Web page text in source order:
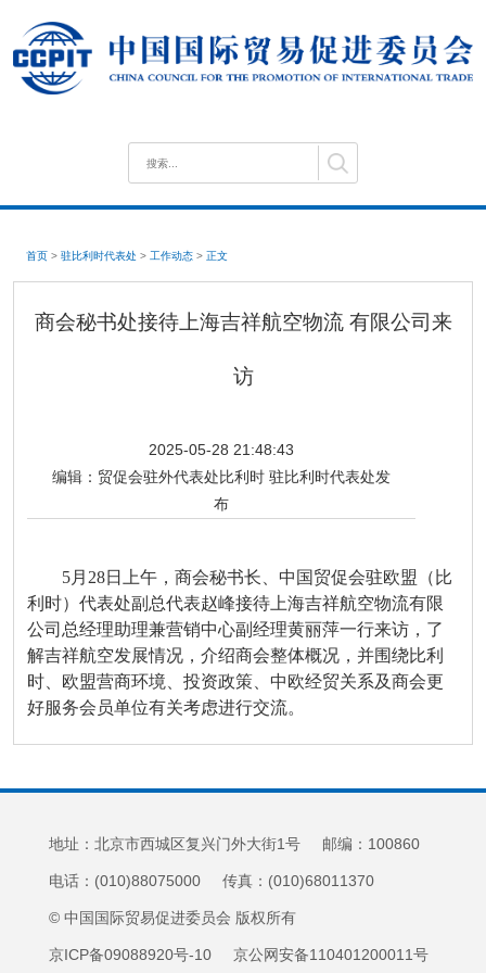
首页 > 驻比利时代表处 > 工作动态 > 正文
商会秘书处接待上海吉祥航空物流 有限公司来
访
2025-05-28 21:48:43
编辑： 贸促会驻外代表处比利时 驻比利时代表处发
布
5月28日上午，商会秘书长、中国贸促会驻欧盟（比
利时）代表处副总代表赵峰接待上海吉祥航空物流有限
公司总经理助理兼营销中心副经理黄丽萍一行来访，了
解吉祥航空发展情况，介绍商会整体概况，并围绕比利
时、欧盟营商环境、投资政策、中欧经贸关系及商会更
好服务会员单位有关考虑进行交流。
地址：北京市西城区复兴门外大街1号 邮编：100860
电话：(010)88075000 传真：(010)68011370
© 中国国际贸易促进委员会 版权所有
京ICP备09088920号-10 京公网安备110401200011号